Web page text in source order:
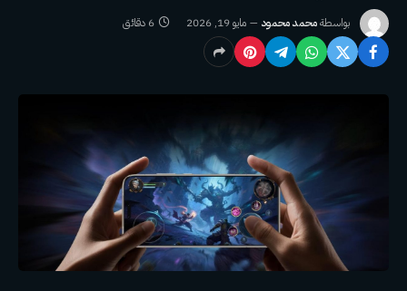
بواسطةمحمد محمود مايو 19, 2026 6 دقائق